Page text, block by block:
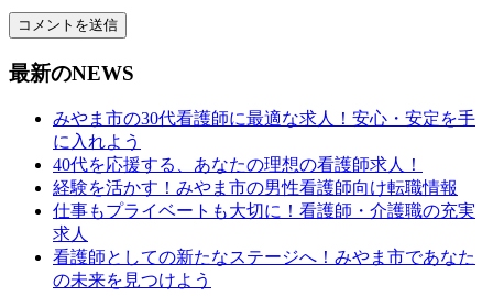
最新のNEWS
みやま市の30代看護師に最適な求人！安心・安定を手
に入れよう
40代を応援する、あなたの理想の看護師求人！
経験を活かす！みやま市の男性看護師向け転職情報
仕事もプライベートも大切に！看護師・介護職の充実
求人
看護師としての新たなステージへ！みやま市であなた
の未来を見つけよう